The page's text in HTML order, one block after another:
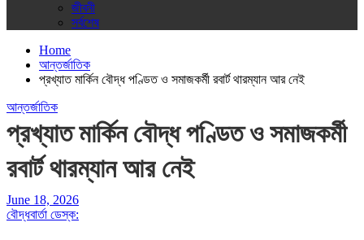
জীবনী
সর্বশেষ
Home
আন্তর্জাতিক
প্রখ্যাত মার্কিন বৌদ্ধ পণ্ডিত ও সমাজকর্মী রবার্ট থারম্যান আর নেই
আন্তর্জাতিক
প্রখ্যাত মার্কিন বৌদ্ধ পণ্ডিত ও সমাজকর্মী
রবার্ট থারম্যান আর নেই
June 18, 2026
বৌদ্ধবার্তা ডেস্ক: